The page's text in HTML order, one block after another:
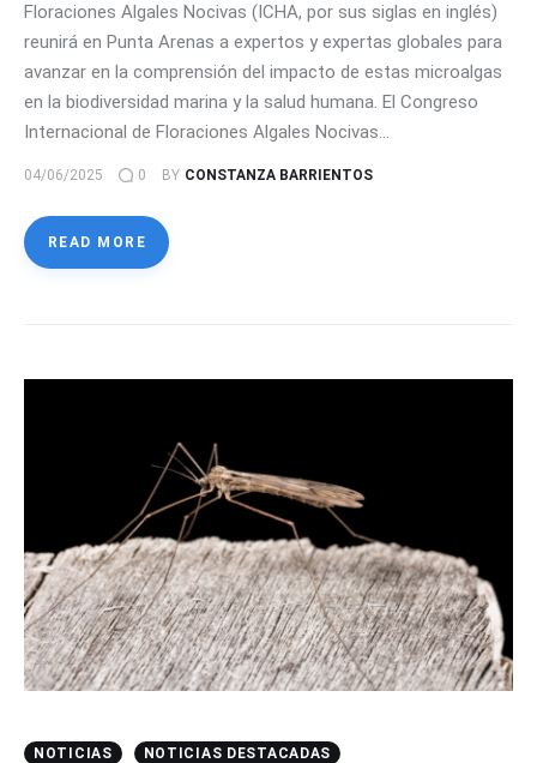
Floraciones Algales Nocivas (ICHA, por sus siglas en inglés)
reunirá en Punta Arenas a expertos y expertas globales para
avanzar en la comprensión del impacto de estas microalgas
en la biodiversidad marina y la salud humana. El Congreso
Internacional de Floraciones Algales Nocivas…
04/06/2025 0 BY CONSTANZA BARRIENTOS
READ MORE
NOTICIAS NOTICIAS DESTACADAS